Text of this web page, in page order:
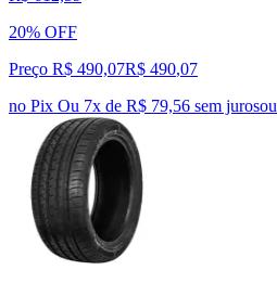
20% OFF
Preço R$ 490,07R$ 490,07
no Pix Ou 7x de R$ 79,56 sem jurosou